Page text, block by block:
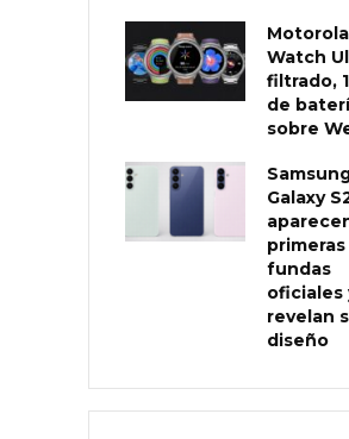
Motorola
Watch
filtrado,
de
sobre
Galaxy
primeras
fundas
oficiales
revelan
diseño